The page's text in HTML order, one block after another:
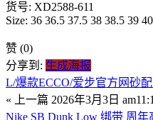
货号: XD2588-611
Size: 36 36.5 37.5 38 38.5 39
赞 (0)
分享到: 生成海报
L/爆款ECCO/爱步官方网砂
« 上一篇 2026年3月3日
Nike SB Dunk Low 绑带 周